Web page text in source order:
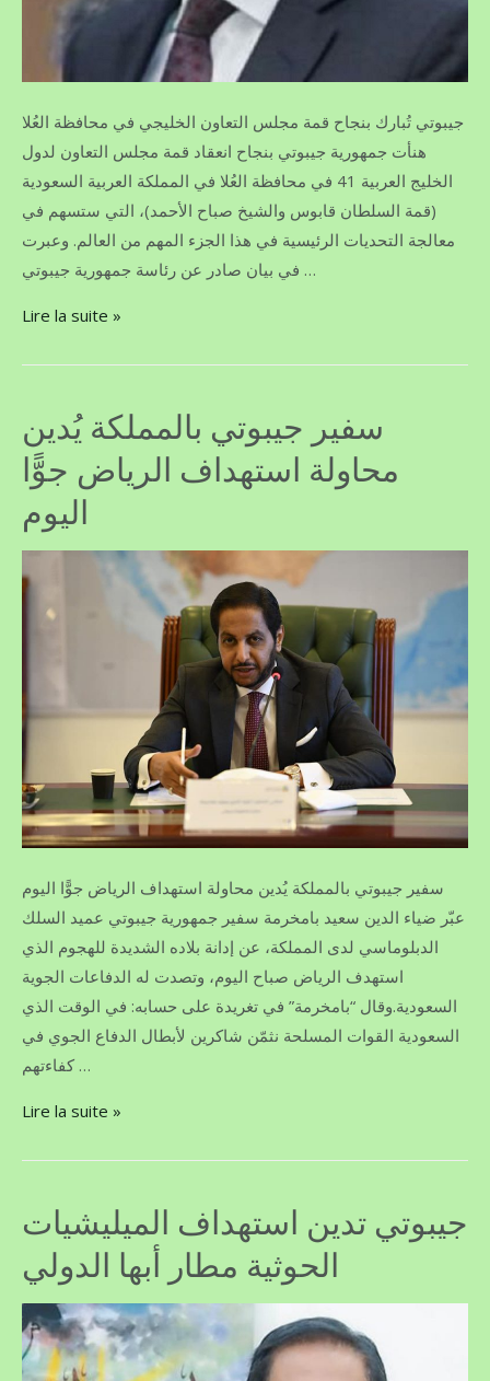
جيبوتي تُبارك بنجاح قمة مجلس التعاون الخليجي في محافظة العُلا
هنأت جمهورية جيبوتي بنجاح انعقاد قمة مجلس التعاون لدول
الخليج العربية 41 في محافظة العُلا في المملكة العربية السعودية
(قمة السلطان قابوس والشيخ صباح الأحمد)، التي ستسهم في
معالجة التحديات الرئيسية في هذا الجزء المهم من العالم. وعبرت
في بيان صادر عن رئاسة جمهورية جيبوتي …
Lire la suite »
سفير جيبوتي بالمملكة يُدين
محاولة استهداف الرياض جوًّا
اليوم
سفير جيبوتي بالمملكة يُدين محاولة استهداف الرياض جوًّا اليوم
عبّر ضياء الدين سعيد بامخرمة سفير جمهورية جيبوتي عميد السلك
الدبلوماسي لدى المملكة، عن إدانة بلاده الشديدة للهجوم الذي
استهدف الرياض صباح اليوم، وتصدت له الدفاعات الجوية
السعودية.وقال “بامخرمة” في تغريدة على حسابه: ‏في الوقت الذي
نثمّن شاكرين لأبطال الدفاع الجوي في ‎القوات المسلحة ‎السعودية
كفاءتهم …
Lire la suite »
جيبوتي تدين استهداف الميليشيات
الحوثية مطار أبها الدولي